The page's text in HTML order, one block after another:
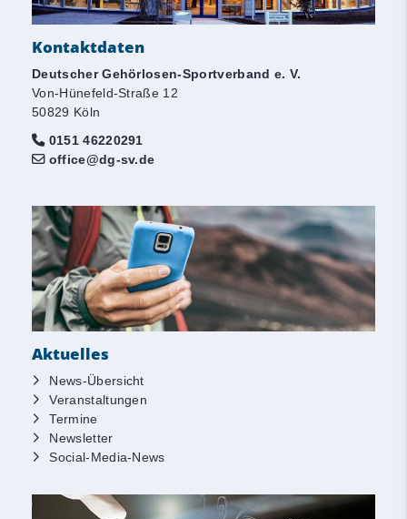
Kontaktdaten
Deutscher Gehörlosen-Sportverband e. V.
Von-Hünefeld-Straße 12
50829 Köln
0151 46220291
office@dg-sv.de
Aktuelles
News-Übersicht
Veranstaltungen
Termine
Newsletter
Social-Media-News